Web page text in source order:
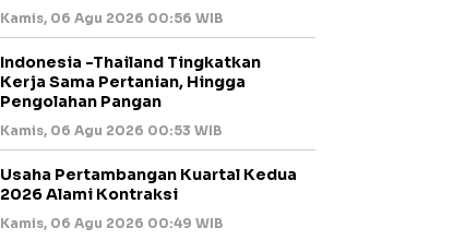
Kamis, 06 Agu 2026 00:56 WIB
Indonesia -Thailand Tingkatkan
Kerja Sama Pertanian, Hingga
Pengolahan Pangan
Kamis, 06 Agu 2026 00:53 WIB
Usaha Pertambangan Kuartal Kedua
2026 Alami Kontraksi
Kamis, 06 Agu 2026 00:49 WIB